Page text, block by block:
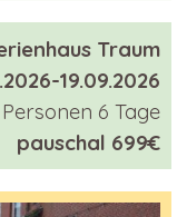
Traum
19.09.2026
6 Tage
pauschal 699€